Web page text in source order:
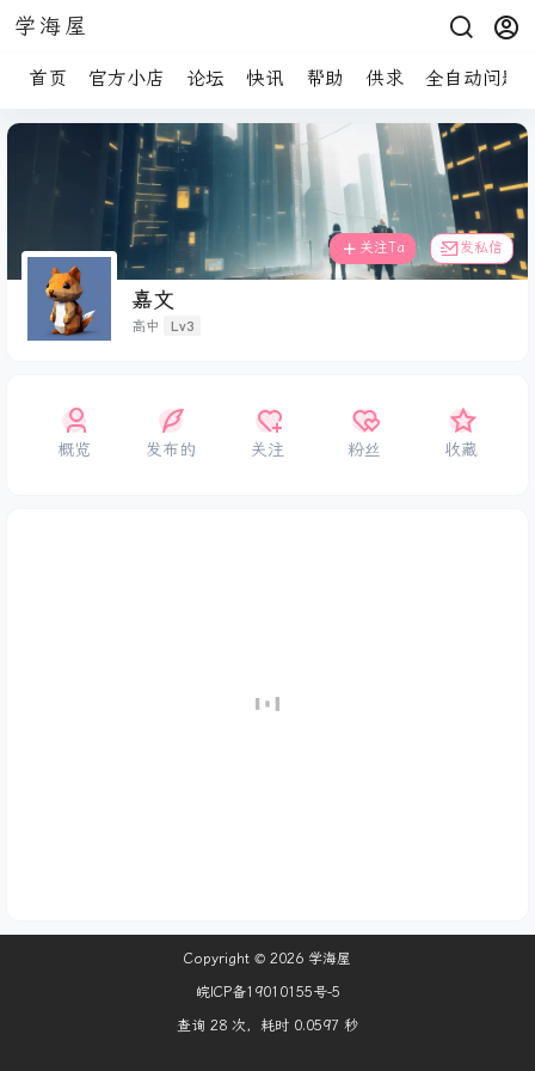
学海屋
首页 官方小店 论坛 快讯 帮助 供求 全自动问题
嘉文
高中 Lv3
关注Ta 发私信
概览 发布的 关注 粉丝 收藏
Copyright © 2026 学海屋
皖ICP备19010155号-5
查询 28 次，耗时 0.0597 秒